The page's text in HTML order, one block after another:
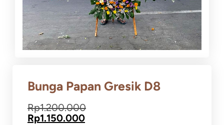
Bunga Papan Gresik D8
Rp1.200.000
Rp1.150.000